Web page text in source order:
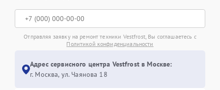
Отправляя заявку на ремонт техники Vestfrost, Вы соглашаетесь с
Политикой конфиденциальности
Адрес сервисного центра Vestfrost в Москве:
г. Москва, ул. Чаянова 18